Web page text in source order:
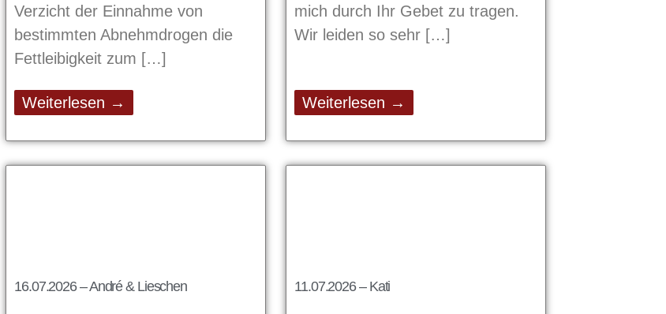
Verzicht der Einnahme von
bestimmten Abnehmdrogen die
Fettleibigkeit zum
Weiterlesen →
mich durch Ihr Gebet zu tragen.
Wir leiden so sehr
Weiterlesen →
16.07.2026 – André & Lieschen 11.07.2026 – Kati